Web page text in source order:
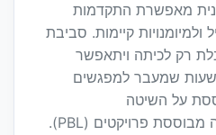
מאפשרת התקדמות
קיימות. סביבת
רק לכיתה ויתאפשר
שמעבר למפגשים
על השיטה
הקונסטרוקטיביסטית והינה מבוססת פרויקטים (PBL).